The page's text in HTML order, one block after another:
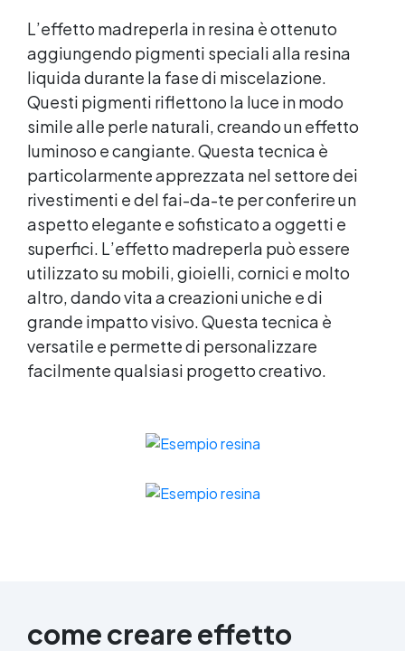
L’effetto madreperla in resina è ottenuto
aggiungendo pigmenti speciali alla resina
liquida durante la fase di miscelazione.
Questi pigmenti riflettono la luce in modo
simile alle perle naturali, creando un effetto
luminoso e cangiante. Questa tecnica è
particolarmente apprezzata nel settore dei
rivestimenti e del fai-da-te per conferire un
aspetto elegante e sofisticato a oggetti e
superfici. L’effetto madreperla può essere
utilizzato su mobili, gioielli, cornici e molto
altro, dando vita a creazioni uniche e di
grande impatto visivo. Questa tecnica è
versatile e permette di personalizzare
facilmente qualsiasi progetto creativo.
come creare effetto